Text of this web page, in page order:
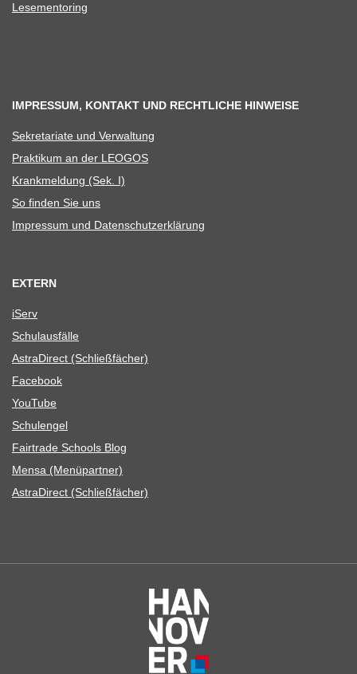
Lese­men­to­ring
IMPRESSUM, KONTAKT UND RECHTLICHE HINWEISE
Sekre­ta­riate und Verwaltung
Prak­ti­kum an der LEOGOS
Krank­mel­dung (Sek. I)
So fin­den Sie uns
Impres­sum und Datenschutzerklärung
EXTERN
iServ
Schul­aus­fälle
Astra­Di­rect (Schließ­fä­cher)
Face­book
You­Tube
Schul­en­gel
Fair­trade Schools Blog
Mensa (Menü­part­ner)
Astra­Di­rect (Schließ­fä­cher)